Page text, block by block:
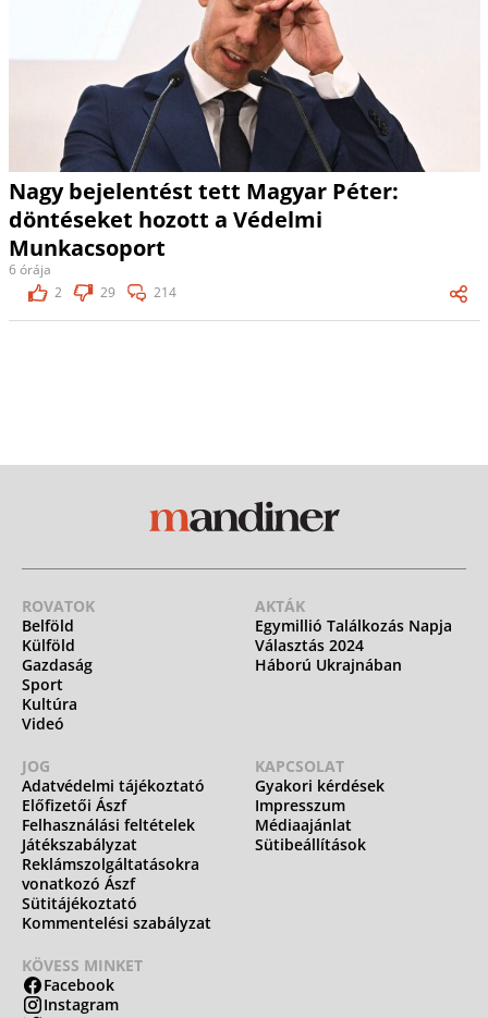
Nagy bejelentést tett Magyar Péter:
döntéseket hozott a Védelmi
Munkacsoport
6 órája
2
29 214
ROVATOK
Belföld
Külföld
Gazdaság
Sport
Kultúra
Videó
AKTÁK
Egymillió Találkozás Napja
Választás 2024
Háború Ukrajnában
JOG
Adatvédelmi tájékoztató
Előfizetői Ászf
Felhasználási feltételek
Játékszabályzat
Reklámszolgáltatásokra
vonatkozó Ászf
Sütitájékoztató
Kommentelési szabályzat
KAPCSOLAT
Gyakori kérdések
Impresszum
Médiaajánlat
Sütibeállítások
KÖVESS MINKET
Facebook
Instagram